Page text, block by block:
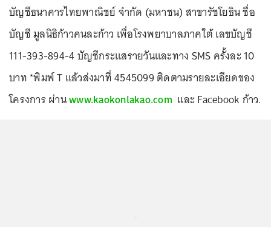
บัญชีธนาคารไทยพาณิชย์ จำกัด (มหาชน) สาขารัชโยธิน ชื่อ
บัญชี มูลนิธิก้าวคนละก้าว เพื่อโรงพยาบาลภาคใต้ เลขบัญชี
111-393-894-4 บัญชีกระแสรายวันและทาง SMS ครั้งละ 10
บาท *พิมพ์ T แล้วส่งมาที่ 4545099 ติดตามรายละเอียดของ
โครงการ ผ่านwww.kaokonlakao.com และ Facebook ก้าว.